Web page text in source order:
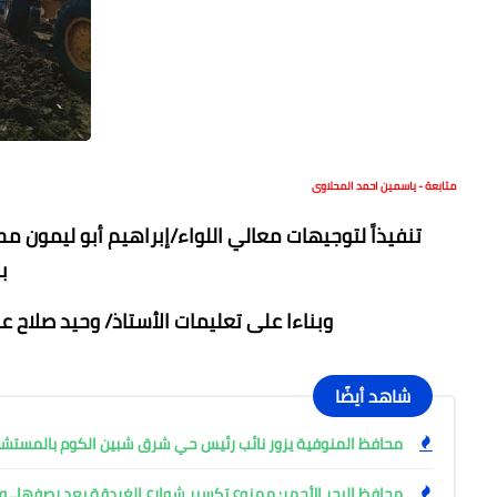
متابعة - ياسمين احمد المحلاوى
تنفيذاً لتوجيهات معالي اللواء/إبراهيم أبو ليمون
وبناءا على تعليمات الأستاذ/ وحيد
شاهد أيضًا
محافظ المنوفية يزور نائب رئيس حي شرق شبين الكوم